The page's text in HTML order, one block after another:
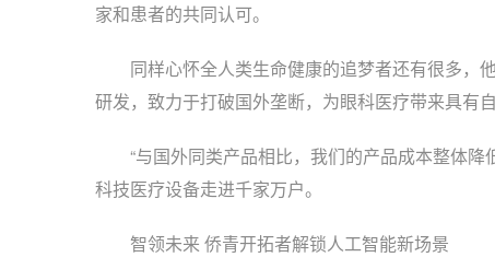
家和患者的共同认可。
同样心怀全人类生命健康的追梦者还有很多，他
研发，致力于打破国外垄断，为眼科医疗带来具有
“与国外同类产品相比，我们的产品成本整体降
科技医疗设备走进千家万户。
智领未来 侨青开拓者解锁人工智能新场景